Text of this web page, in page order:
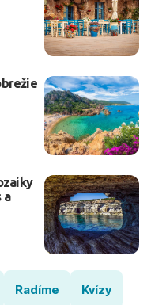
a
Radíme Kvízy